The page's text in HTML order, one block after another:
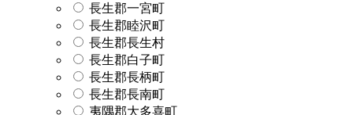
長生郡一宮町
長生郡睦沢町
長生郡長生村
長生郡白子町
長生郡長柄町
長生郡長南町
夷隅郡大多喜町